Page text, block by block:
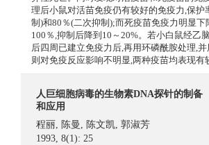
理后小鼠对活苗免疫仍有较好的免疫力,保护
制)和80％(二次抑制);而死疫苗免疫力明显下
100％,抑制后降到10～20%。若小白鼠经乙
后四周已建立免疫力后,再用环磷酰胺处理,
则对免疫反应影响不明显,两种疫苗均表现有
人巨细胞病毒的生物素DNA探针的制备
和应用
程丽, 陈曼 , 陈文凯,郭淑芳
1993, 8(1): 25